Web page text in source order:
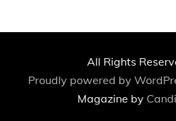
All Rights
Proudly powered by
Magazine by